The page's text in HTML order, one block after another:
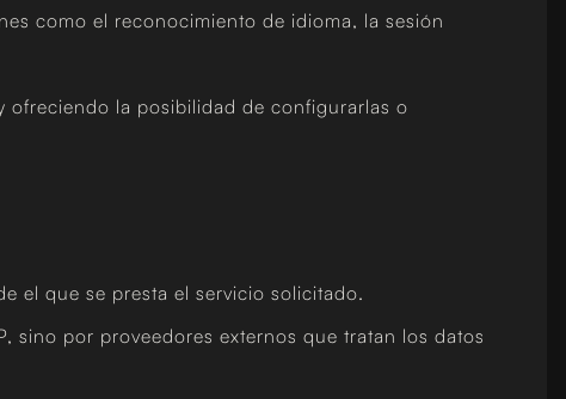
como el reconocimiento de idioma, la sesión
ofreciendo la posibilidad de configurarlas o
el que se presta el servicio solicitado.
sino por proveedores externos que tratan los datos